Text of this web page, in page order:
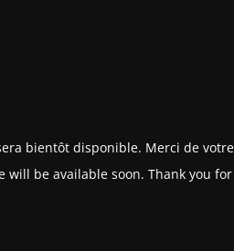
bientôt disponible. Merci de
will be available soon. Thank you